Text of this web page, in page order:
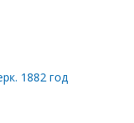
1882 год